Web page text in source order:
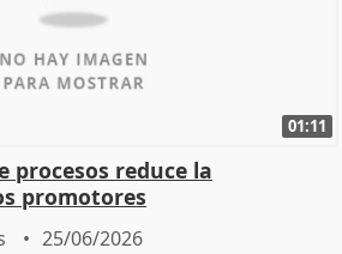
01:11
procesos reduce la
promotores
25/06/2026